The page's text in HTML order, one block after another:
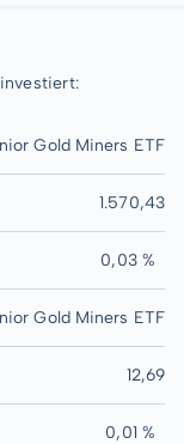
investiert:
Gold Miners ETF
1.570,43
0,03 %
Gold Miners ETF
12,69
0,01 %